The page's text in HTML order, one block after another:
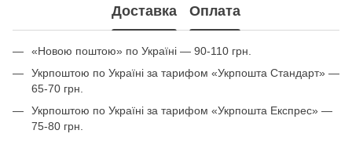
Доставка Оплата
«Новою поштою» по Україні — 90-110 грн.
Укрпоштою по Україні за тарифом «Укрпошта Стандарт» —
65-70 грн.
Укрпоштою по Україні за тарифом «Укрпошта Експрес» —
75-80 грн.